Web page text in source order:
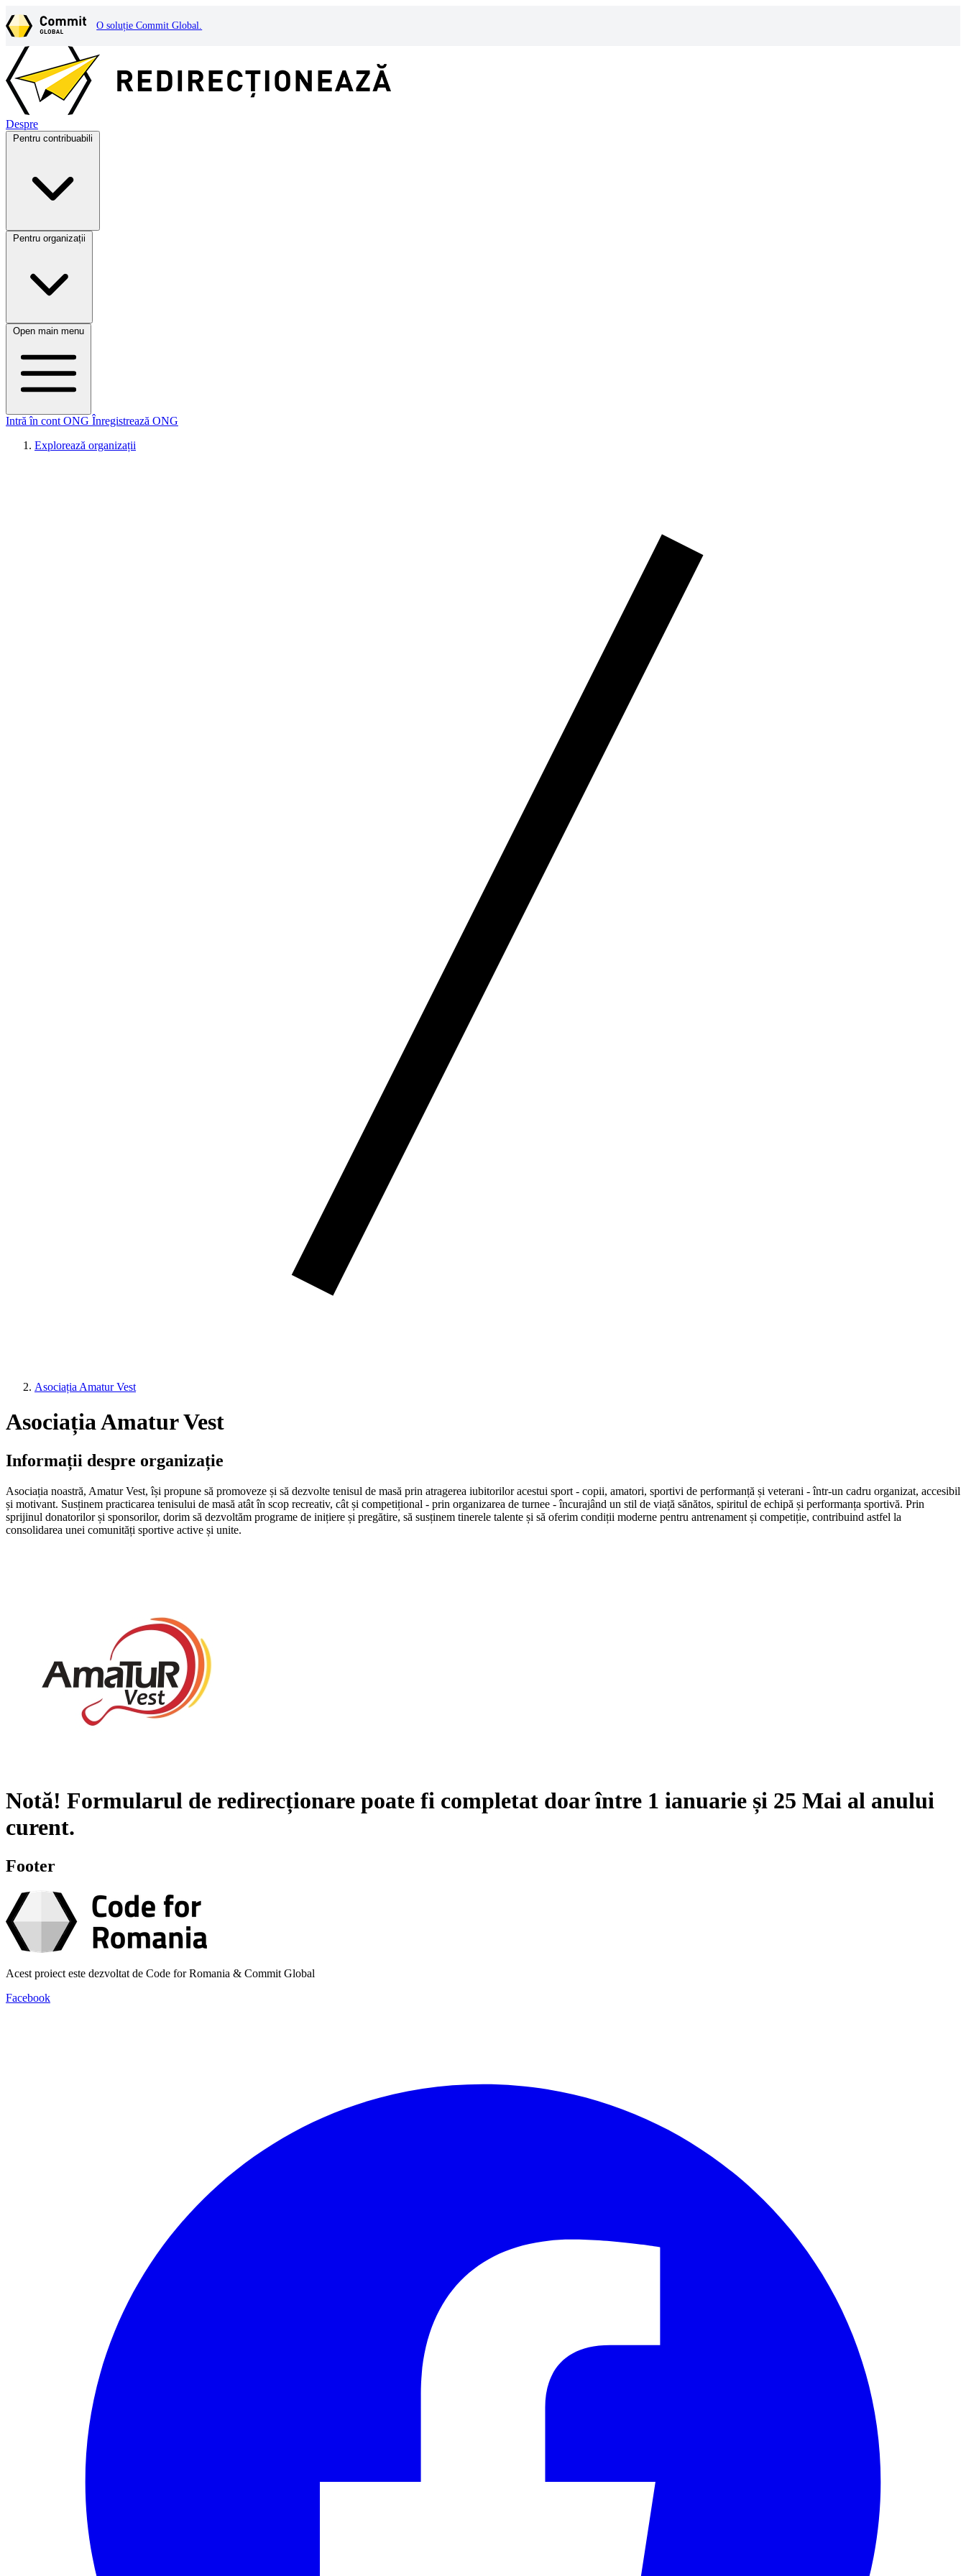
O soluție Commit Global.
Despre
Pentru contribuabili
Pentru organizații
Open main menu
Intră în cont ONG Înregistrează ONG
Explorează organizații
Asociația Amatur Vest
Asociația Amatur Vest
Informații despre organizație
Asociația noastră, Amatur Vest, își propune să promoveze și să dezvolte tenisul de masă prin atragerea iubitorilor acestui sport - copii, amatori, sportivi de performanță și veterani - într-un cadru organizat, accesibil
și motivant. Susținem practicarea tenisului de masă atât în scop recreativ, cât și competițional - prin organizarea de turnee - încurajând un stil de viață sănătos, spiritul de echipă și performanța sportivă. Prin
sprijinul donatorilor și sponsorilor, dorim să dezvoltăm programe de inițiere și pregătire, să susținem tinerele talente și să oferim condiții moderne pentru antrenament și competiție, contribuind astfel la
consolidarea unei comunități sportive active și unite.
Notă! Formularul de redirecționare poate fi completat doar între 1 ianuarie și 25 Mai al anului
curent.
Footer
Acest proiect este dezvoltat de Code for Romania & Commit Global
Facebook